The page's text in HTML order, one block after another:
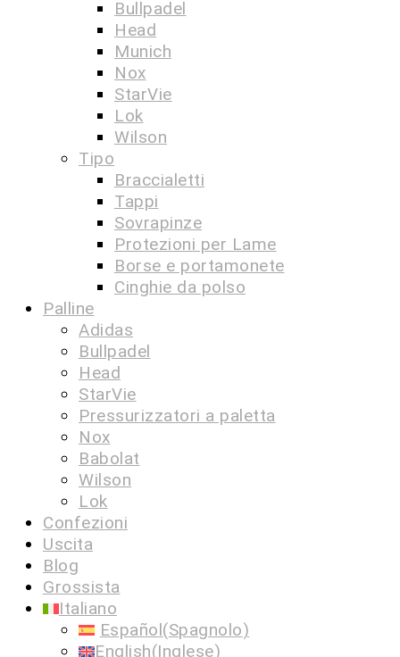
Bullpadel
Head
Munich
Nox
StarVie
Lok
Wilson
Tipo
Braccialetti
Tappi
Sovrapinze
Protezioni per Lame
Borse e portamonete
Cinghie da polso
Palline
Adidas
Bullpadel
Head
StarVie
Pressurizzatori a paletta
Nox
Babolat
Wilson
Lok
Confezioni
Uscita
Blog
Grossista
Italiano
Español(Spagnolo)
English(Inglese)